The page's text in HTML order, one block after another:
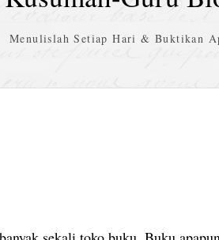
Menulislah Setiap Hari & Buktikan